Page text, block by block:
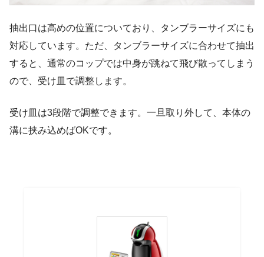
抽出口は高めの位置についており、タンブラーサイズにも
対応しています。ただ、タンブラーサイズに合わせて抽出
すると、通常のコップでは中身が跳ねて飛び散ってしまう
ので、受け皿で調整します。
受け皿は3段階で調整できます。一旦取り外して、本体の
溝に挟み込めばOKです。